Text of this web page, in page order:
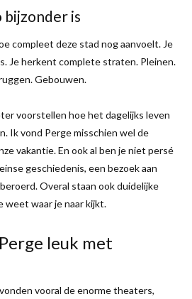
bijzonder is
compleet deze stad nog aanvoelt. Je
Je herkent complete straten. Pleinen.
Gebouwen.
voorstellen hoe het dagelijks leven
Ik vond Perge misschien wel de
vakantie. En ook al ben je niet persé
geschiedenis, een bezoek aan
Overal staan ook duidelijke
weet waar je naar kijkt.
leuk met
vooral de enorme theaters,